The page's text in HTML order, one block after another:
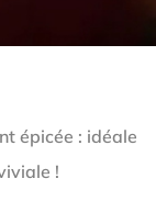
épicée : idéale
!